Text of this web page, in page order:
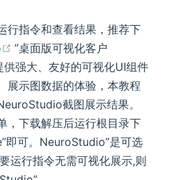
行指令和查看结果，推荐下
(opens new window)
”桌面版可视化客户
强大、友好的可视化UI组件
展示图数据的体验，本教程
截图展示结果。
，下载解压后运行根目录下
即可。NeuroStudio”是可选
运行指令无需可视化展示,则